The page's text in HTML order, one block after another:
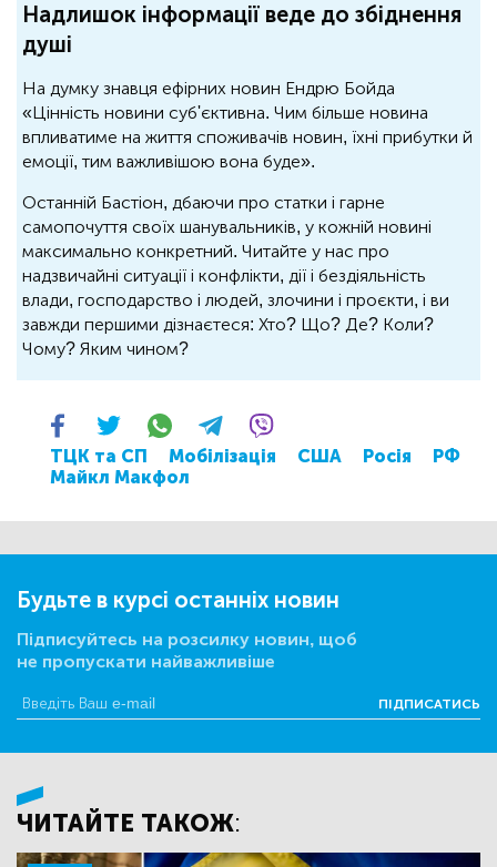
Надлишок інформації веде до збіднення
душі
На думку знавця ефірних новин Ендрю Бойда
«Цінність новини суб'єктивна. Чим більше новина
впливатиме на життя споживачів новин, їхні прибутки й
емоції, тим важливішою вона буде».
Останній Бастіон, дбаючи про статки і гарне
самопочуття своїх шанувальників, у кожній новині
максимально конкретний. Читайте у нас про
надзвичайні ситуації і конфлікти, дії і бездіяльність
влади, господарство і людей, злочини і проєкти, і ви
завжди першими дізнаєтеся: Хто? Що? Де? Коли?
Чому? Яким чином?
ТЦК та СП Мобілізація США Росія
РФ
Майкл Макфол
Будьте в курсі останніх новин
Підписуйтесь на розсилку новин, щоб
не пропускати найважливіше
ПІДПИСАТИСЬ
ЧИТАЙТЕ ТАКОЖ: